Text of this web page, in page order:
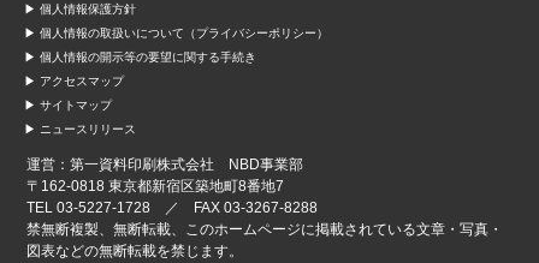
▶ 個人情報保護方針
▶ 個人情報の取扱いについて（プライバシーポリシー）
▶ 個人情報の開示等の要望に関する手続き
▶ アクセスマップ
▶ サイトマップ
▶ ニュースリリース
運営：第一資料印刷株式会社 NBD事業部
〒162-0818 東京都新宿区築地町8番地7
TEL 03-5227-1728 ／ FAX 03-3267-8288
禁無断複製、無断転載、このホームページに掲載されている文章・写真・
図表などの無断転載を禁じます。